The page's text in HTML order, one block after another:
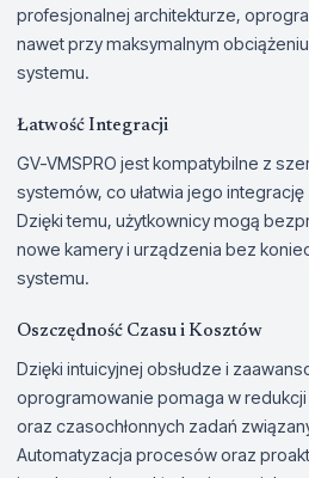
profesjonalnej architekturze,
nawet przy maksymalnym
systemu.
Łatwość Integracji
GV-VMSPRO jest kompatybilne z
systemów, co ułatwia jego
Dzięki temu, użytkownicy mogą
nowe kamery i urządzenia bez
systemu.
Oszczędność Czasu i Kosztów
Dzięki intuicyjnej obsłudze i
oprogramowanie pomaga w
oraz czasochłonnych zadań
Automatyzacja procesów oraz